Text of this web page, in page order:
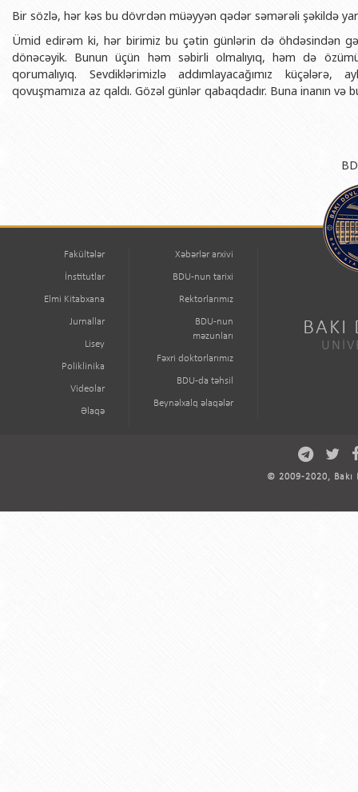
Bir sözlə, hər kəs bu dövrdən müəyyən qədər səmərəli şəkildə
Ümid edirəm ki, hər birimiz bu çətin günlərin də öhdəsindən
dönəcəyik. Bunun üçün həm səbirli olmalıyıq, həm də
qorumalıyıq. Sevdiklərimizlə addımlayacağımız
qovuşmamıza az qaldı. Gözəl günlər qabaqdadır. Buna inanın
Fakültələr
İnstitutlar
Elmi Kitabxana
Jurnallar
Lisey
Poliklinika
Videolar
Əlaqə
Xəbərlər arxivi
BDU-nun tarixi
Rektorlarımız
BDU-nun
məzunları
Fəxri doktorlarımız
BDU-da təhsil
Beynəlxalq əlaqələr
BAKI
© 2009-2020,